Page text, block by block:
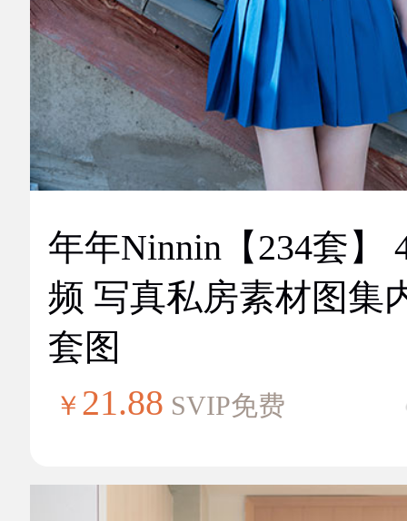
年年Ninnin【234套】
频 写真私房素材图集
套图
￥ 21.88 SVIP免费